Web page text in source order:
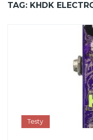
TAG: KHDK
Testy